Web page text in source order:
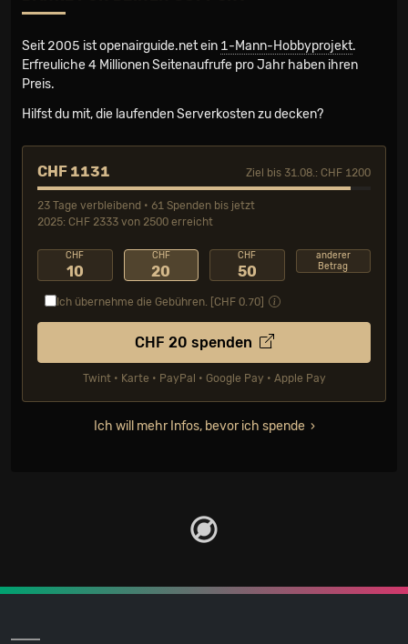
Seit 2005 ist openairguide.net ein 1-Mann-Hobbyprojekt.
Erfreuliche 4 Millionen Seiten­aufrufe pro Jahr haben ihren
Preis.
Hilfst du mit, die laufenden Serverkosten zu decken?
CHF 1131 Ziel bis 31.08.: CHF 1200
23 Tage verbleibend • 61 Spenden bis jetzt
2025: CHF 2333 von 2500 erreicht
CHF
10
CHF
20
CHF
50
anderer
Betrag
Ich übernehme die Gebühren. [CHF 0.70]
CHF 20 spenden
Twint • Karte • PayPal • Google Pay • Apple Pay
Ich will mehr Infos, bevor ich spende